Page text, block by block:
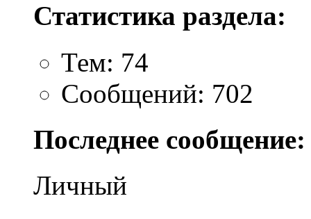
Статистика раздела:
Тем: 74
Сообщений: 702
Последнее сообщение:
Личный